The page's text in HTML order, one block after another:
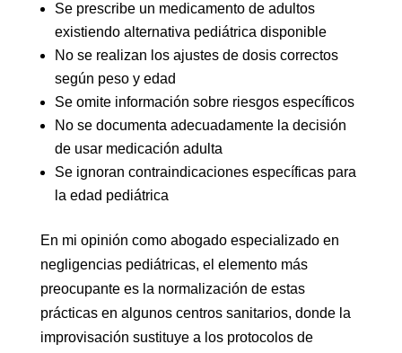
Se prescribe un medicamento de adultos
existiendo alternativa pediátrica disponible
No se realizan los ajustes de dosis correctos
según peso y edad
Se omite información sobre riesgos específicos
No se documenta adecuadamente la decisión
de usar medicación adulta
Se ignoran contraindicaciones específicas para
la edad pediátrica
En mi opinión como abogado especializado en
negligencias pediátricas, el elemento más
preocupante es la normalización de estas
prácticas en algunos centros sanitarios, donde la
improvisación sustituye a los protocolos de